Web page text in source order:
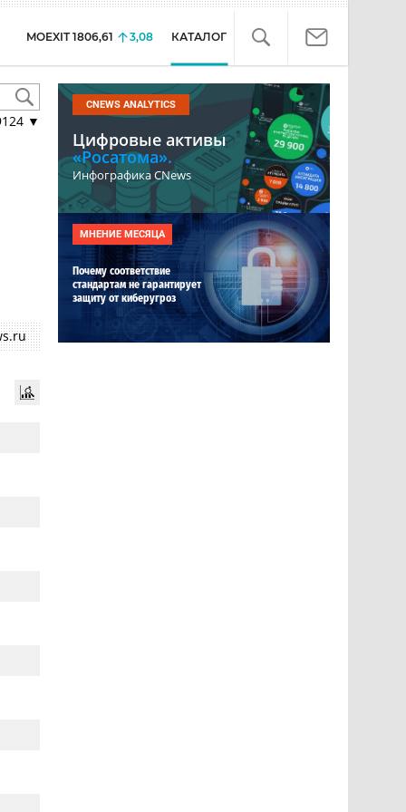
MOEXIT 1806,61 3,08 КАТАЛОГ
▼
CNEWS ANALYTICS
Цифровые активы
«Росатома».
Инфографика CNews
МНЕНИЕ МЕСЯЦА
Почему соответствие
стандартам не гарантирует
защиту от киберугроз